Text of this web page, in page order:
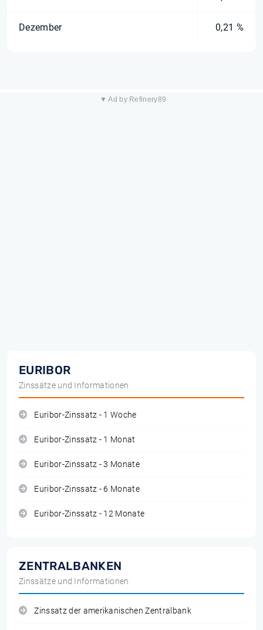
Dezember 0,21 %
▼ Ad by Refinery89
EURIBOR
Zinssätze und Informationen
Euribor-Zinssatz - 1 Woche
Euribor-Zinssatz - 1 Monat
Euribor-Zinssatz - 3 Monate
Euribor-Zinssatz - 6 Monate
Euribor-Zinssatz - 12 Monate
ZENTRALBANKEN
Zinssätze und Informationen
Zinssatz der amerikanischen Zentralbank